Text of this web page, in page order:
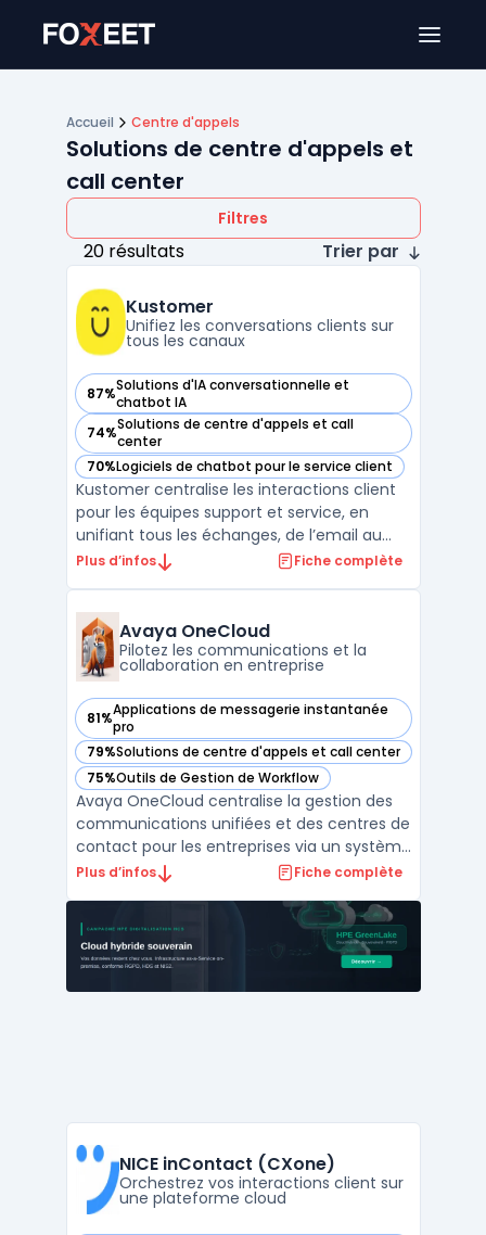
Accueil Centre d'appels
Solutions de centre d'appels et
call center
Filtres
20 résultats Trier par
Kustomer
Unifiez les conversations clients sur
tous les canaux
87%Solutions d'IA conversationnelle et
chatbot IA
— voir Kustomer dans cette catégorie
74%Solutions de centre d'appels et call
center
— voir Kustomer dans cette catégorie
70%Logiciels de chatbot pour le service client
— voir Kustomer dans cette catégorie
Kustomer centralise les interactions client
pour les équipes support et service, en
unifiant tous les échanges, de l’email au
chat en passant par la voix et les réseaux
de gestion multi-canal, avec un historique
complet p ...
Plus d’infos Fiche complète
Avaya OneCloud
Pilotez les communications et la
collaboration en entreprise
81%Applications de messagerie instantanée
pro
— voir Avaya OneCloud dans cette catégorie
79%Solutions de centre d'appels et call center
— voir Avaya OneCloud dans cette catégorie
75%Outils de Gestion de Workflow
— voir Avaya OneCloud dans cette catégorie
Avaya OneCloud centralise la gestion des
communications unifiées et des centres de
contact pour les entreprises via un système
d’abonnement. Les organisations disposent
licences perpétuelles et maîtrisant leurs
coûts. Ce service permet de déployer des
outil ...
Plus d’infos Fiche complète
NICE inContact (CXone)
Orchestrez vos interactions client sur
une plateforme cloud